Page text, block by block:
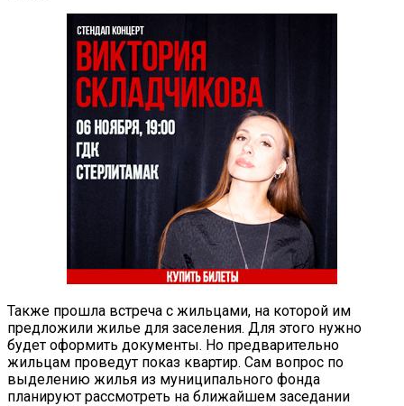
Также прошла встреча с жильцами, на которой им
предложили жилье для заселения. Для этого нужно
будет оформить документы. Но предварительно
жильцам проведут показ квартир. Сам вопрос по
выделению жилья из муниципального фонда
планируют рассмотреть на ближайшем заседании